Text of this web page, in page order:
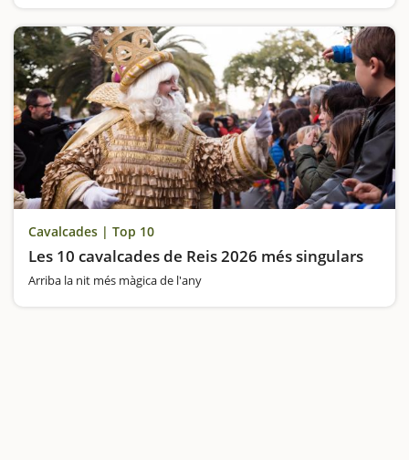
Cavalcades | Top 10
Les 10 cavalcades de Reis 2026 més singulars
Arriba la nit més màgica de l'any